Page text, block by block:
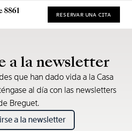
8861 RESERVAR UNA CITA
a la newsletter
que han dado vida a la Casa
al día con las newsletters
Breguet.
a la newsletter